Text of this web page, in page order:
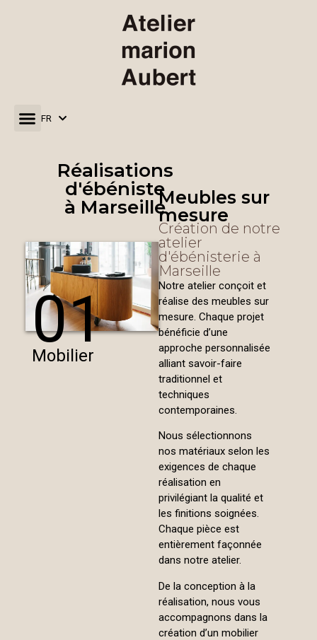
FR
EN
Réalisations
d'ébéniste
à Marseille
01
Mobilier
Meubles sur
mesure
Création de notre
atelier
d'ébénisterie à
Marseille
Notre atelier conçoit et
réalise des meubles sur
mesure. Chaque projet
bénéficie d’une
approche personnalisée
alliant savoir-faire
traditionnel et
techniques
contemporaines.
Nous sélectionnons
nos matériaux selon les
exigences de chaque
réalisation en
privilégiant la qualité et
les finitions soignées.
Chaque pièce est
entièrement façonnée
dans notre atelier.
De la conception à la
réalisation, nous vous
accompagnons dans la
création d’un mobilier